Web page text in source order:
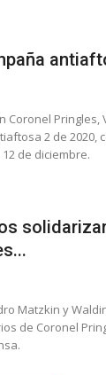
Coronel
2 de 2020,
de diciembre.
Matzkin y
de Coronel